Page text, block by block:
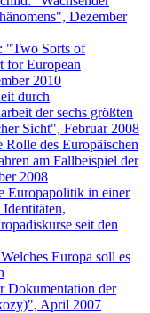
Dezember
"Two Sorts of
for European
2010
durch
der sechs größten
Sicht", Februar 2008
des Europäischen
am Fallbeispiel der
2008
Europapolitik in einer
seit den
Europa soll es
Dokumentation der
April 2007